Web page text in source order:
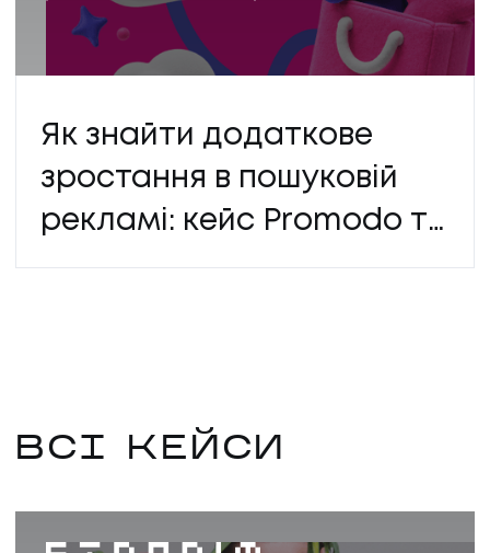
Як знайти додаткове
зростання в пошуковій
рекламі: кейс Promodo та
Будинку Іграшок
ВСІ КЕЙСИ
КАР'ЄРА
КАР'ЄРА
БЛОГ
БЛОГ
КОНТАКТИ
ПРО НАС